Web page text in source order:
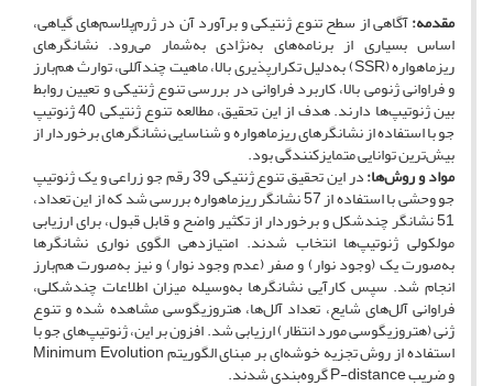
مقدمه:آگاهی از سطح تنوع ژنتیکی و برآورد آن در ژرم‌پلاسم‌های گیاهی،
اساس بسیاری از برنامه‌­های به‌نژادی به‌شمار می‌رود. نشانگرهای
ریزماهواره (SSR) به‌دلیل تکرارپذیری بالا، ماهیت چندآللی، توارث هم‌بارز
و فراوانی ژنومی بالا، کاربرد فراوانی در بررسی تنوع ژنتیکی و تعیین روابط
بین ژنوتیپ‌ها دارند. هدف از این تحقیق، مطالعه تنوع ژنتیکی 40 ژنوتیپ
جو با استفاده از نشانگر­های ریزماهواره و شناسایی نشانگرهای برخوردار از
بیش‌ترین توانایی متمایزکنندگی بود.
مواد و روش‌ها: در این تحقیق تنوع ژنتیکی 39 رقم جو زراعی و یک ژنوتیپ
جو وحشی با استفاده از 57 نشانگر ریزماهواره بررسی شد که از این تعداد،
51 نشانگر چندشکل و برخوردار از تکثیر واضح و قابل قبول، برای ارزیابی
مولکولی ژنوتیپ‌ها انتخاب شدند. امتیازدهی الگوی نواری نشانگرها
به‌صورت یک (وجود نوار) و صفر (عدم وجود نوار) و نیز به‌صورت هم‌بارز
انجام شد. سپس کارآیی نشانگرها به‌وسیله میزان اطلاعات چندشکلی،
فراوانی آلل‌های شایع، تعداد آلل‌ها، هتروزیگوسی مشاهده شده و تنوع
ژنی (هتروزیگوسی مورد انتظار) ارزیابی شد. افزون بر این، ژنوتیپ‌های جو با
استفاده از روش تجزیه خوشه‌ای بر مبنای الگوریتم Minimum Evolution
و ضریب P-distance گروه‌بندی شدند.